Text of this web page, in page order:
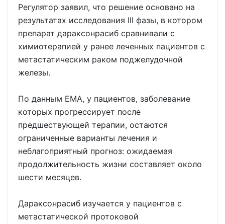
Регулятор заявил, что решение основано на
результатах исследования III фазы, в котором
препарат дараксонрасиб сравнивали с
химиотерапией у ранее леченных пациентов с
метастатическим раком поджелудочной
железы.
По данным EMA, у пациентов, заболевание
которых прогрессирует после
предшествующей терапии, остаются
ограниченные варианты лечения и
неблагоприятный прогноз: ожидаемая
продолжительность жизни составляет около
шести месяцев.
Дараксонрасиб изучается у пациентов с
метастатической протоковой